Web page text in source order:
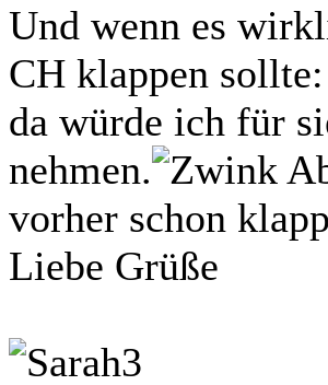
Und wenn es
CH klappen
da würde ich für
nehmen.
vorher schon
Liebe Grüße